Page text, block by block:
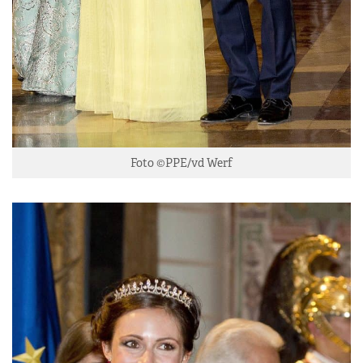
Foto ©PPE/vd Werf